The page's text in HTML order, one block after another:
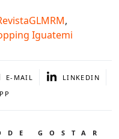
,
Iguatemi
E-MAIL
LINKEDIN
GOSTAR